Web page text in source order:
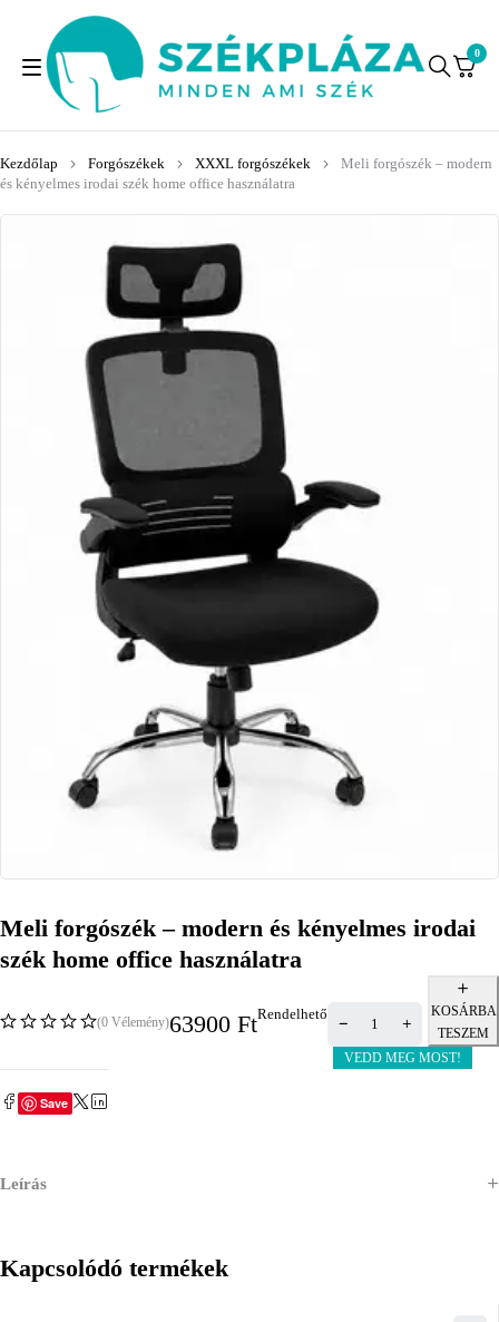
0
Kezdőlap Forgószékek XXXL forgószékek
Meli forgószék – modern
és kényelmes irodai szék home office használatra
Meli forgószék – modern és kényelmes irodai
szék home office használatra
(0 Vélemény)63900 FtRendelhető
KOSÁRBA
TESZEM
VEDD MEG MOST!
Save
Leírás
Kapcsolódó termékek